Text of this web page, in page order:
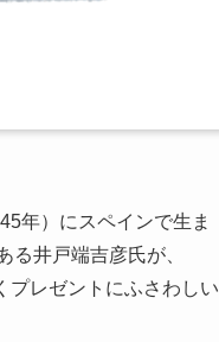
年）にスペインで生ま
井戸端吉彦氏が、
プレゼントにふさわしい